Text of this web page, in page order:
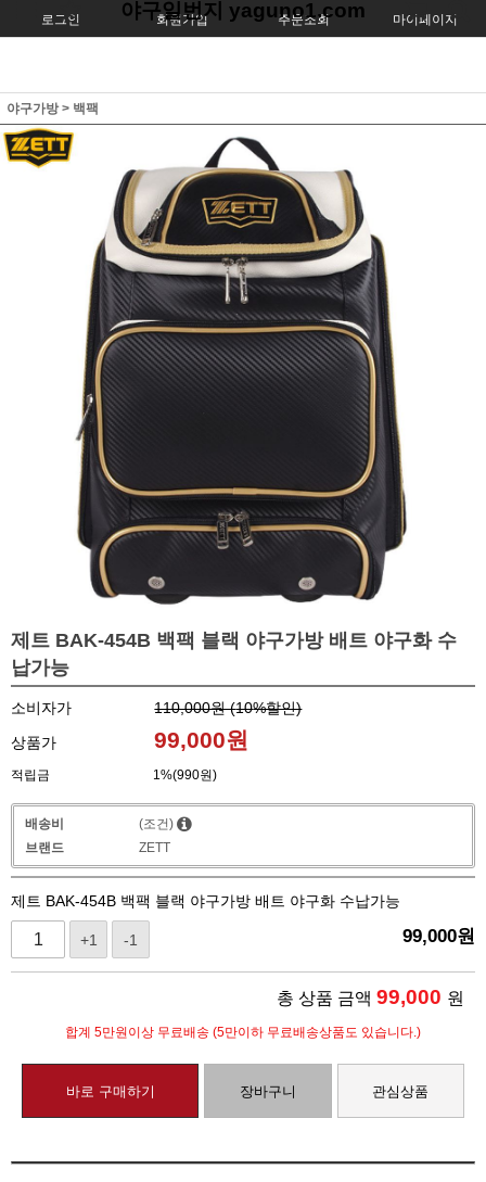
로그인 회원가입 주문조회 마이페이지
야구일번지 yaguno1.com
야구가방> 백팩
제트 BAK-454B 백팩 블랙 야구가방 배트 야구화 수
납가능
소비자가 110,000원 (10%할인)
상품가
99,000원
적립금 1%(990원)
배송비
(조건)
브랜드
ZETT
제트 BAK-454B 백팩 블랙 야구가방 배트 야구화 수납가능
+1 -1 99,000원
총 상품 금액 99,000 원
합계 5만원이상 무료배송 (5만이하 무료배송상품도 있습니다.)
바로 구매하기 장바구니 관심상품